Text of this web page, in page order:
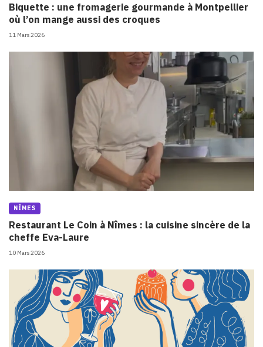
Biquette : une fromagerie gourmande à Montpellier
où l’on mange aussi des croques
11 Mars 2026
NÎMES
Restaurant Le Coin à Nîmes : la cuisine sincère de la
cheffe Eva-Laure
10 Mars 2026